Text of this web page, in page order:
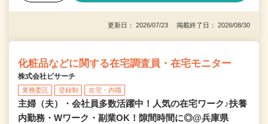
更新日： 2026/07/23 掲載終了日： 2026/08/30
化粧品などに関する在宅調査員・在宅モニター
株式会社ビサーチ
業務委託 登録制 在宅・内職
主婦（夫）・会社員多数活躍中！人気の在宅ワーク♪扶養
内勤務・Wワーク・副業OK！隙間時間に◎@兵庫県